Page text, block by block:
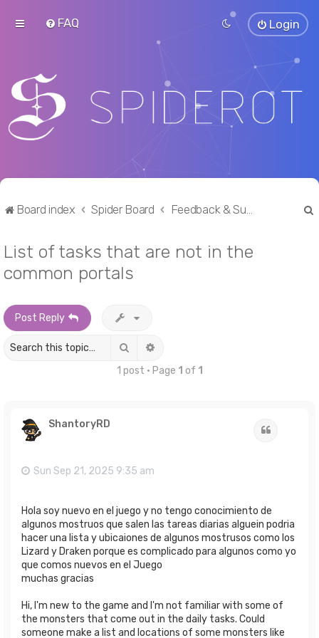
FAQ Login
Board index Spider Board Feedback & Suggestions
List of tasks that are not in the
common portals
Post Reply
Search
1 post • Page 1 of 1
ShantoryRD
Sun Sep 21, 2025 9:35 am
Hola soy nuevo en el juego y no tengo conocimiento de
algunos mostruos que salen las tareas diarias alguein podria
hacer una lista y ubicaiones de algunos mostrusos como los
Lizard y Draken porque es complicado para algunos como yo
que comos nuevos en el Juego
muchas gracias
Hi, I'm new to the game and I'm not familiar with some of
the monsters that come out in the daily tasks. Could
someone make a list and locations of some monsters like